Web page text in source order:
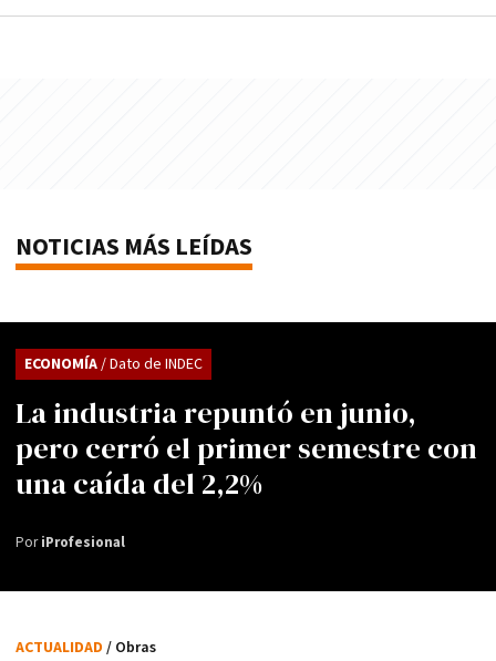
NOTICIAS MÁS LEÍDAS
La industria repuntó en junio,
pero cerró el primer semestre con
una caída del 2,2%
ECONOMÍA/ Dato de INDEC
PoriProfesional
ACTUALIDAD / Obras